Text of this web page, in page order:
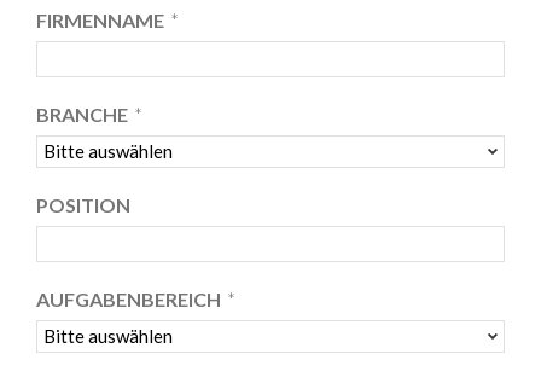
FIRMENNAME *
BRANCHE *
POSITION
AUFGABENBEREICH *